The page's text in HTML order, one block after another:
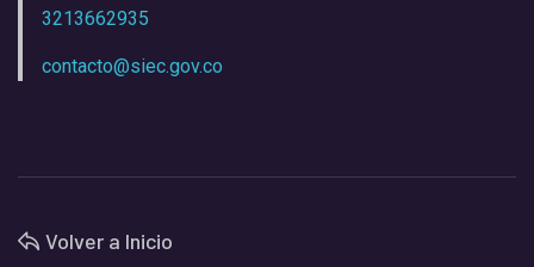
3213662935
contacto@siec.gov.co
Volver a Inicio